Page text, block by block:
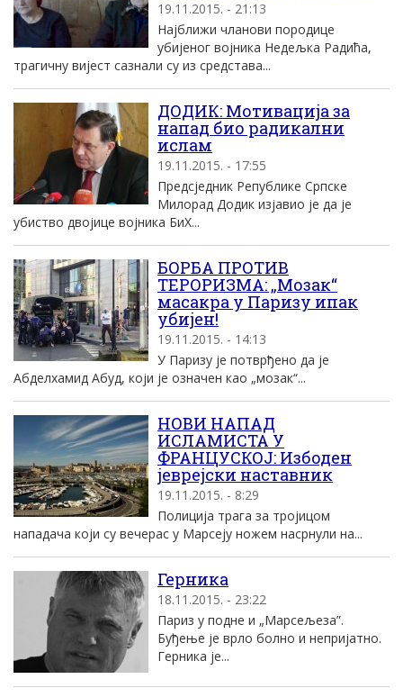
19.11.2015. - 21:13
Најближи чланови породице
убијеног војника Недељка Радића,
трагичну вијест сазнали су из средстава...
ДОДИК: Мотивација за
напад био радикални
ислам
19.11.2015. - 17:55
Предсједник Републике Српске
Милорад Додик изјавио је да је
убиство двојице војника БиХ...
БОРБА ПРОТИВ
ТЕРОРИЗМА: „Мозак“
масакра у Паризу ипак
убијен!
19.11.2015. - 14:13
У Паризу је потврђено да је
Абделхамид Абуд, који је означен као „мозак“...
НОВИ НАПАД
ИСЛАМИСТА У
ФРАНЦУСКОЈ: Избоден
јеврејски наставник
19.11.2015. - 8:29
Полиција трага за тројицом
нападача који су вечерас у Марсеју ножем насрнули на...
Герника
18.11.2015. - 23:22
Париз у подне и „Марсељеза”.
Буђење је врло болно и непријатно.
Герника је...